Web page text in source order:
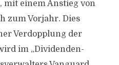
mit einem Anstieg von
zum Vorjahr. Dies
Verdopplung der
im „Dividenden-